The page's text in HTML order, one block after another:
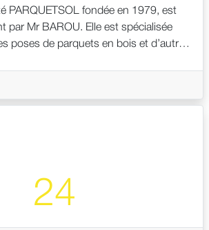
PARQUETSOL fondée en 1979, est
par Mr BAROU. Elle est spécialisée
poses de parquets en bois et d’autres
tel que le PVC, la moquette.
et notre expérience
pour votre futur projet. Nous
le sud ouest de LYON (Rhône). Venez
24